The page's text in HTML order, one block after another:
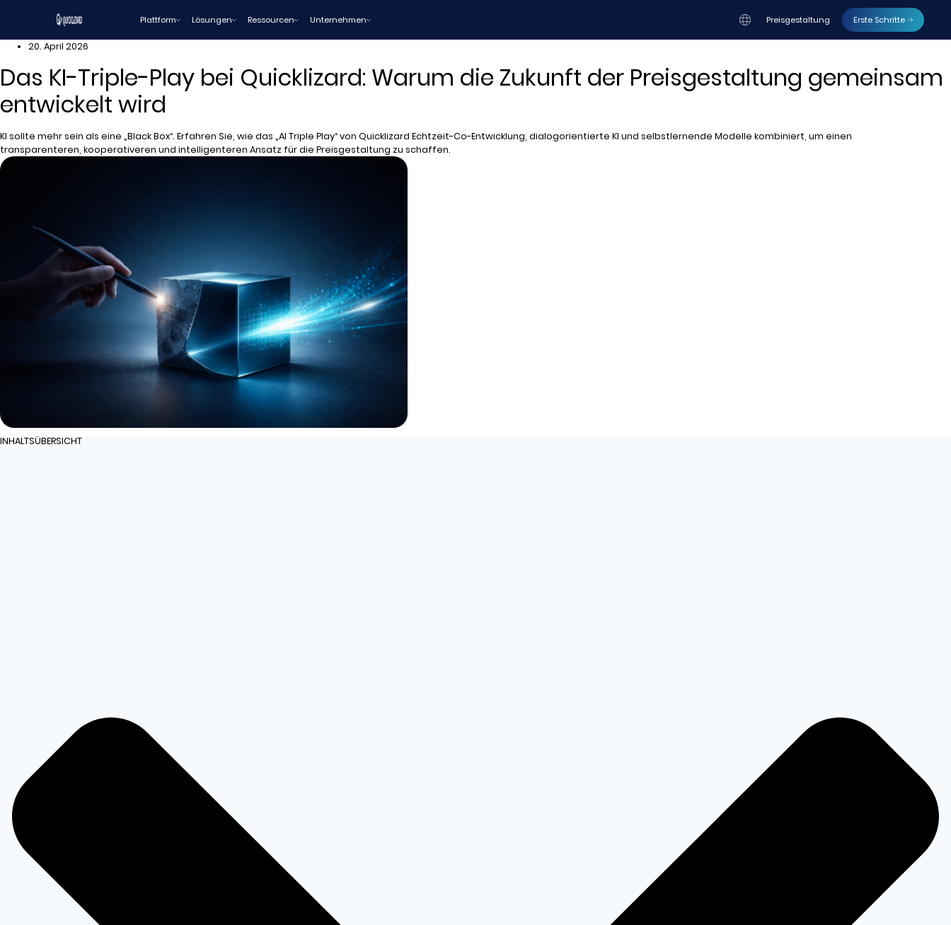
Plattform Lösungen Ressourcen Unternehmen Preisgestaltung Erste Schritte
20. April 2026
Das KI-Triple-Play bei Quicklizard: Warum die Zukunft der Preisgestaltung gemeinsam
entwickelt wird
KI sollte mehr sein als eine „Black Box“. Erfahren Sie, wie das „AI Triple Play“ von Quicklizard Echtzeit-Co-Entwicklung, dialogorientierte KI und selbstlernende Modelle kombiniert, um einen
transparenteren, kooperativeren und intelligenteren Ansatz für die Preisgestaltung zu schaffen.
INHALTSÜBERSICHT